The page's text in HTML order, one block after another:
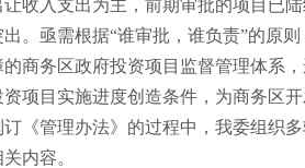
收入支出为主，前期审批的项目已
。亟需根据“谁审批，谁负责”的原
商务区政府投资项目监督管理体系
项目实施进度创造条件，为商务区开
订《管理办法》的过程中，我委组织
内容。